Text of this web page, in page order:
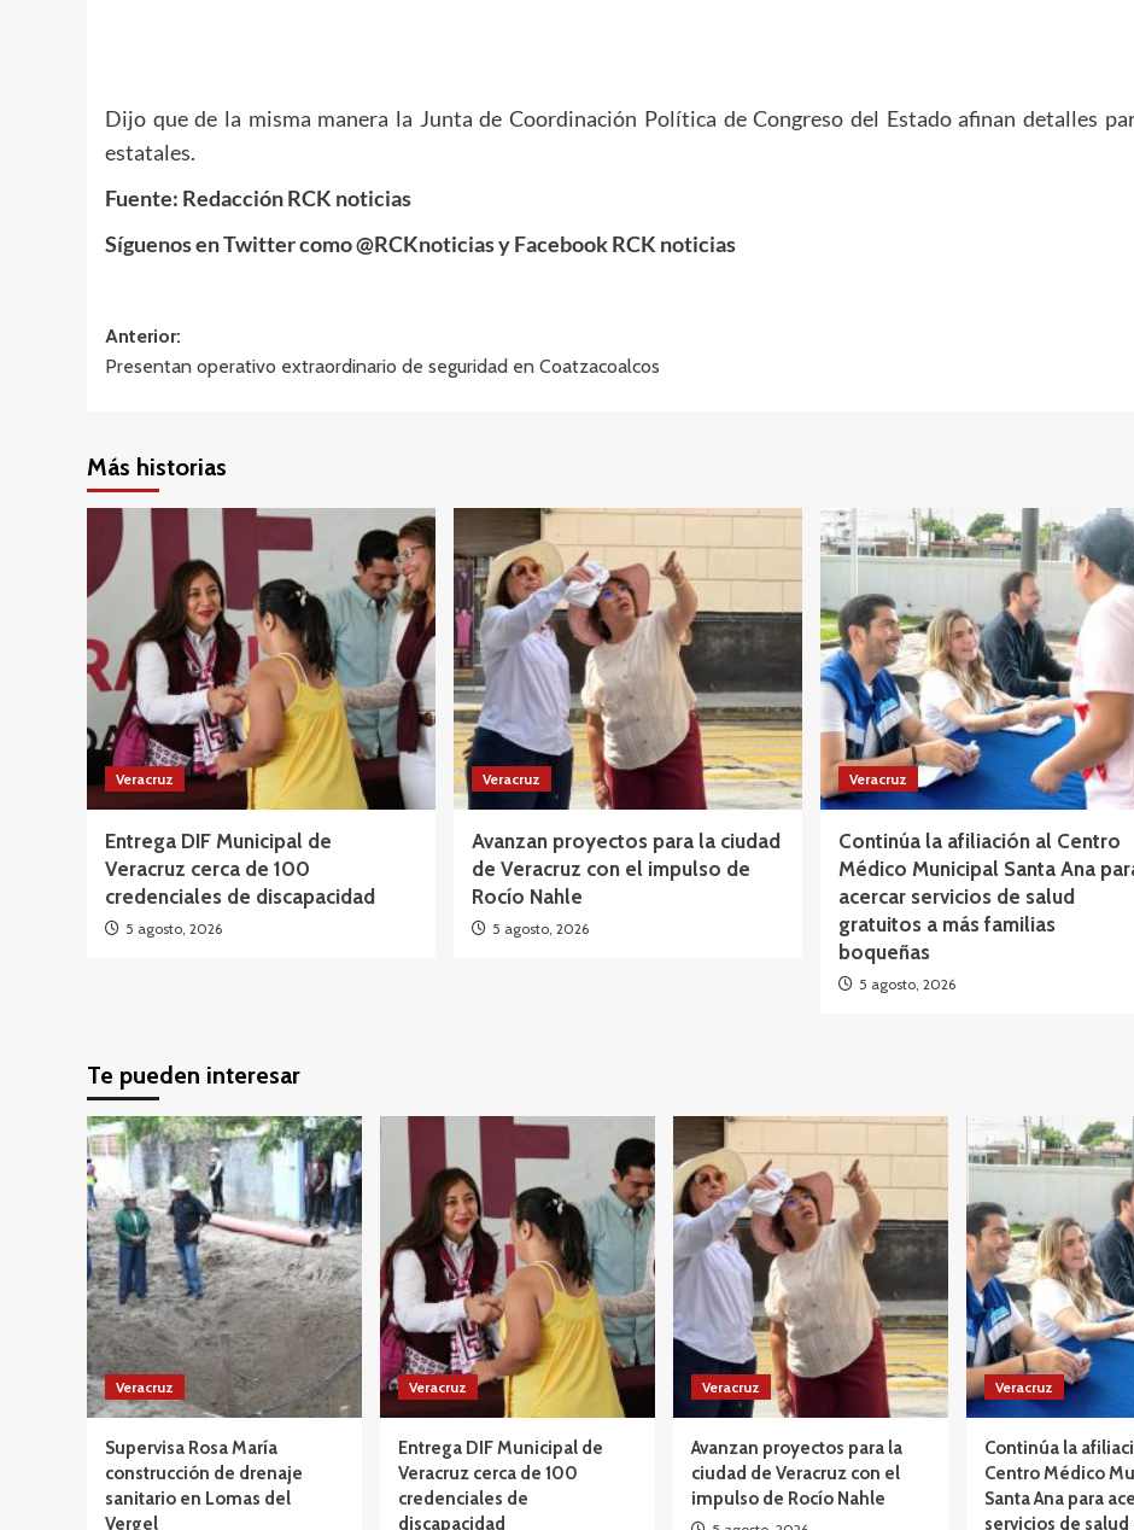
Dijo que de la misma manera la Junta de Coordinación Política de Congreso del Estado afinan detalles
estatales.
Fuente: Redacción RCK noticias
Síguenos en Twitter como @RCKnoticias y Facebook RCK noticias
Navegación
de
Anterior:
Presentan operativo extraordinario de seguridad en Coatzacoalcos
Más historias
Veracruz
Entrega DIF Municipal de
Veracruz cerca de 100
credenciales de discapacidad
5 agosto, 2026
Veracruz
Avanzan proyectos para la ciudad
de Veracruz con el impulso de
Rocío Nahle
5 agosto, 2026
Veracruz
Continúa la afiliación al Centro
Médico Municipal Santa Ana
acercar servicios de salud
gratuitos a más familias
boqueñas
5 agosto, 2026
Te pueden interesar
Veracruz
Supervisa Rosa María
construcción de drenaje
sanitario en Lomas del
Vergel
Veracruz
Entrega DIF Municipal de
Veracruz cerca de 100
credenciales de
discapacidad
Veracruz
Avanzan proyectos para la
ciudad de Veracruz con el
impulso de Rocío Nahle
Veracruz
Continúa la
Centro Médico
Santa Ana para
servicios de